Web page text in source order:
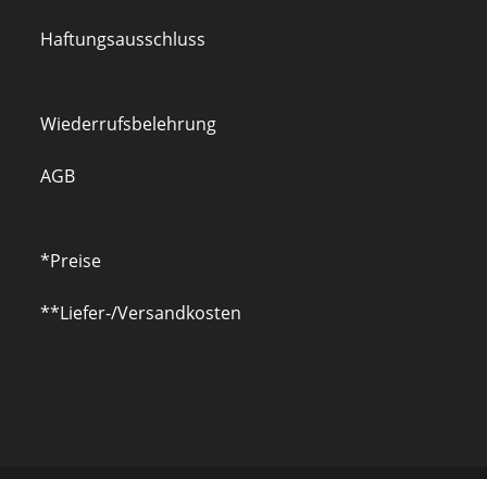
Haftungsausschluss
Wiederrufsbelehrung
AGB
*Preise
**Liefer-/Versandkosten